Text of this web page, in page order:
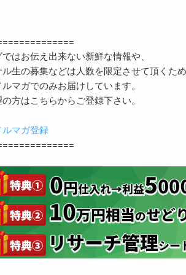
はお伝え出来ない新鮮な情報や、
ル生の募集などは人数を限定させて頂くため
マガでのみお届けしています。
方はこちらからご登録下さい。
マガ登録